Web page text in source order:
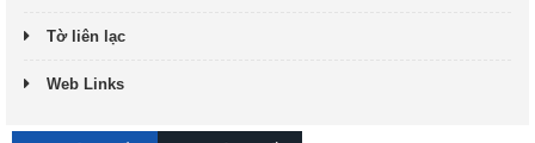
Tờ liên lạc
Web Links